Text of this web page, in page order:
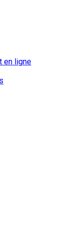
en ligne